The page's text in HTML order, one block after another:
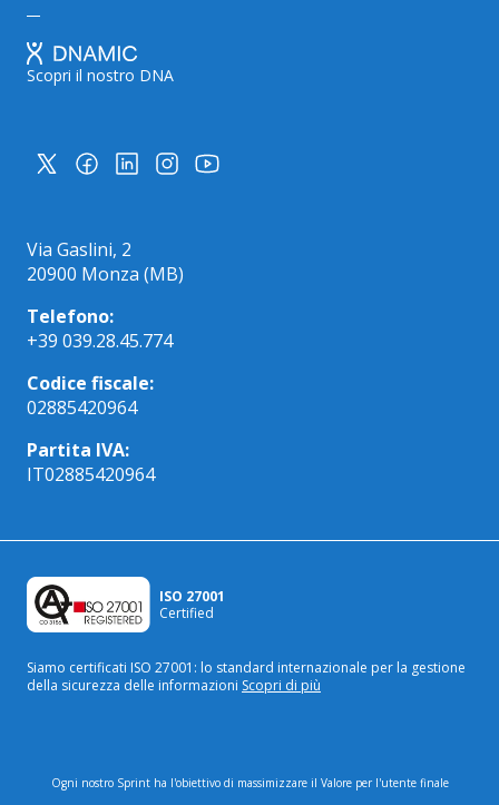
Scopri il nostro DNA
Via Gaslini, 2
20900 Monza (MB)
Telefono:
+39 039.28.45.774
Codice fiscale:
02885420964
Partita IVA:
IT02885420964
ISO 27001
Certified
Siamo certificati ISO 27001: lo standard internazionale per la gestione
della sicurezza delle informazioni Scopri di più
Ogni nostro Sprint ha l'obiettivo di massimizzare il Valore per l'utente finale